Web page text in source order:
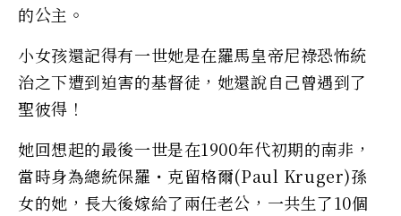
的公主。
小女孩還記得有一世她是在羅馬皇帝尼祿恐怖統
治之下遭到迫害的基督徒，她還說自己曾遇到了
聖彼得！
她回想起的最後一世是在1900年代初期的南非，
當時身為總統保羅・克留格爾(Paul Kruger)孫
女的她，長大後嫁給了兩任老公，一共生了10個